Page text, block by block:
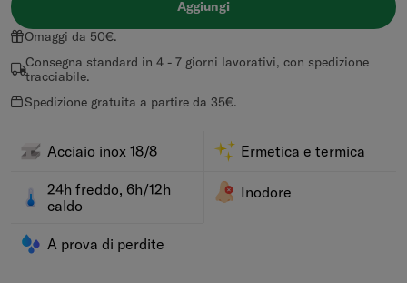
Aggiungi
Omaggi da 50€.
Consegna standard in 4 - 7 giorni lavorativi, con spedizione
tracciabile.
Spedizione gratuita a partire da 35€.
Acciaio inox 18/8 Ermetica e termica
24h freddo, 6h/12h
caldo
Inodore
A prova di perdite